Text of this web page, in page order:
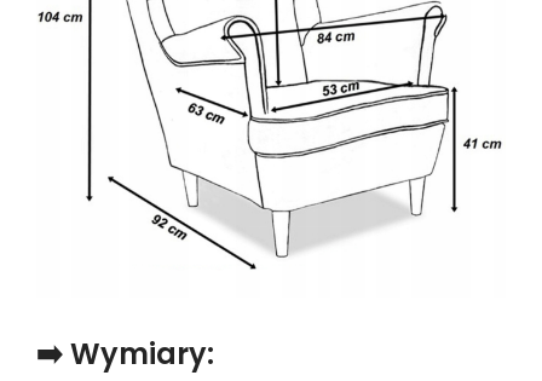
➡️ Wymiary: